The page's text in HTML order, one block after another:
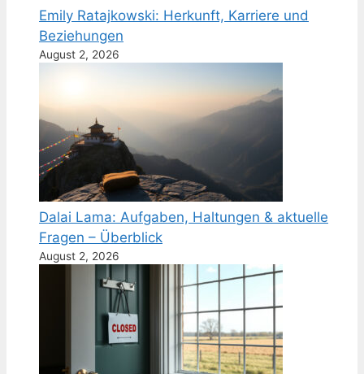
Emily Ratajkowski: Herkunft, Karriere und
Beziehungen
August 2, 2026
Dalai Lama: Aufgaben, Haltungen & aktuelle
Fragen – Überblick
August 2, 2026